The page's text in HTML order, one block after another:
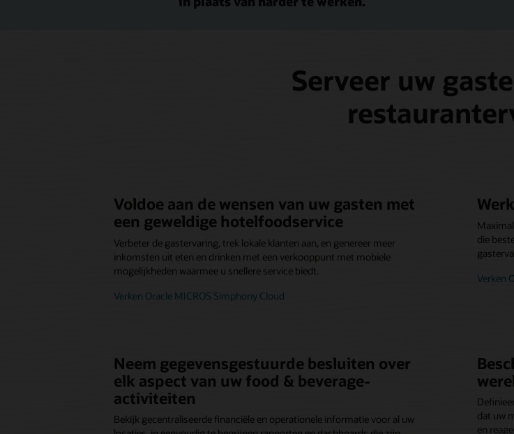
Serveer uw
Voldoe aan de wensen van uw gasten met
een geweldige hotelfoodservice
Verbeter de gastervaring, trek lokale klanten aan, en genereer meer
inkomsten uit eten en drinken met een verkooppunt met mobiele
mogelijkheden waarmee u snellere service biedt.
Verken Oracle MICROS Simphony Cloud
die
Verken
Neem gegevensgestuurde besluiten over
elk aspect van uw food & beverage-
activiteiten
Bekijk gecentraliseerde financiële en operationele informatie voor al uw
dat uw
en